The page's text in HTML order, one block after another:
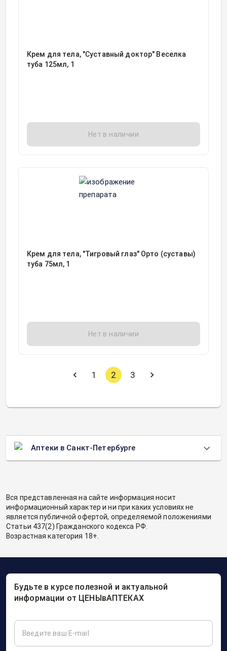
Крем для тела, "Суставный доктор" Веселка
туба 125мл, 1
Нет в наличии
Крем для тела, "Тигровый глаз" Орто (суставы)
туба 75мл, 1
Нет в наличии
1 2 3
Аптеки в Санкт-Петербурге
Вся представленная на сайте информация носит
информационный характер и ни при каких условиях не
является публичной офертой, определяемой положениями
Статьи 437(2) Гражданского кодекса РФ.
Возрастная категория 18+.
Будьте в курсе полезной и актуальной
информации от ЦЕНЫвАПТЕКАХ